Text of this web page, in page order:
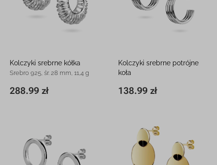
Kolczyki srebrne kółka
Srebro 925, śr. 28 mm, 11,4 g
288.99 zł
∅28 x 9,5 mm
Kolczyki srebrne potrójne
koła
138.99 zł
∅19,2 x 6,8 mm